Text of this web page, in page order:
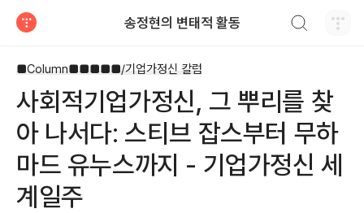
송정현의 변태적 활동
■Column■■■■■/기업가정신 칼럼
사회적기업가정신, 그 뿌리를 찾
아 나서다: 스티브 잡스부터 무하
마드 유누스까지 - 기업가정신 세
계일주